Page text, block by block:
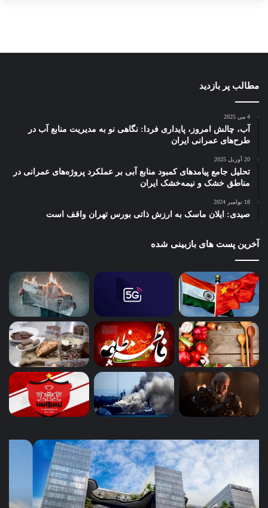
مطالب پر بازدید
4 می 2025
آب، چالش امروز، پایداری فردا: نگاهی نو به مدیریت منابع آب در
طرح‌های عمرانی ایران
20 آوریل 2025
تحلیل جامع پیامدهای کمبود منابع آبی بر عملکرد پروژه‌های عمرانی در
مناطق خشک و نیمه‌خشک ایران
18 نوامبر 2024
صیدی: ایلان ماسک به ارزش ذاتی بورس تهران واقف است
آخرین پست های بازبینی شده
پایداری
فردا: